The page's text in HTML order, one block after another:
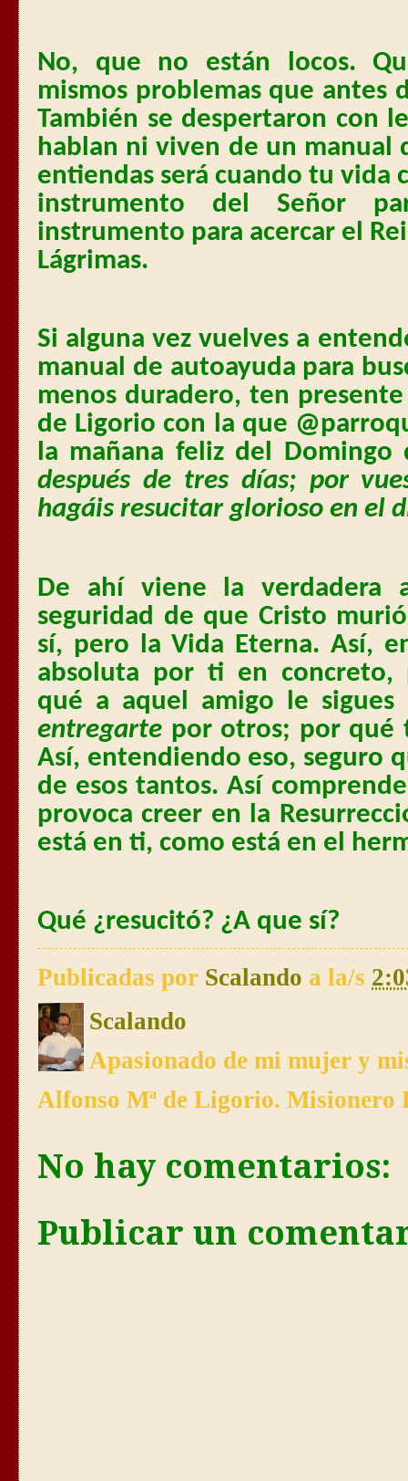
No, que no están locos.
mismos problemas que antes
También se despertaron con
hablan ni viven de un manual
entiendas será cuando tu vida
instrumento del Señor
instrumento para acercar el
Lágrimas.
Si alguna vez vuelves a
manual de autoayuda para
menos duradero, ten
de Ligorio con la que
la mañana feliz del Domingo
después de tres días; por
hagáis resucitar glorioso en el
De ahí viene la verdadera
seguridad de que Cristo
sí, pero la Vida Eterna. Así,
absoluta por ti en concreto,
qué a aquel amigo le
entregarte por otros; por qué
Así, entendiendo eso, seguro
de esos tantos. Así
provoca creer en la
está en ti, como está en el
Qué ¿resucitó? ¿A que sí?
Publicadas por Scalando a la/s
Scalando
Apasionado de mi mujer y
Alfonso Mª de Ligorio. Misionero
No hay comentarios:
Publicar un